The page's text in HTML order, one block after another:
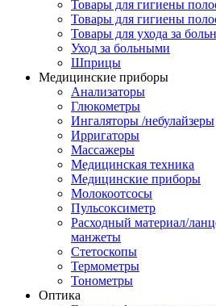
Товары для гигиены
Товары для гигиены
Товары для ухода за
Уход за больными
Шприцы
Медицинские приборы
Анализаторы
Глюкометры
Ингаляторы /небулайзеры
Ирригаторы
Массажеры
Медицинская техника
Медицинские приборы
Молокоотсосы
Пульсоксиметр
Расходный материал/
манжеты
Стетоскопы
Термометры
Тонометры
Оптика